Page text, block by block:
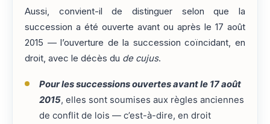
Aussi, convient-il de distinguer selon que la
succession a été ouverte avant ou après le 17 août
2015 — l’ouverture de la succession coïncidant, en
droit, avec le décès du de cujus.
Pour les successions ouvertes avant le 17 août
2015, elles sont soumises aux règles anciennes
de conflit de lois — c’est-à-dire, en droit